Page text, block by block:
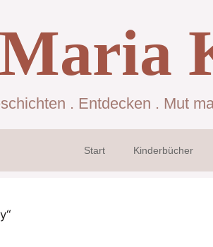
Maria
. Entdecken . Mut
Start Kinderbücher